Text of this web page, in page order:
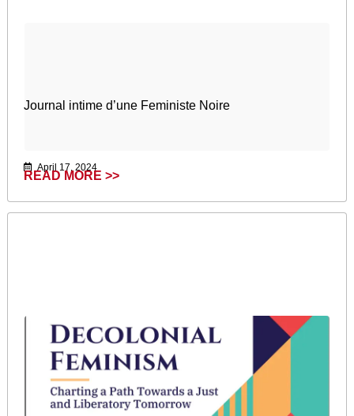
Journal intime d’une Feministe Noire
April 17, 2024
READ MORE >>